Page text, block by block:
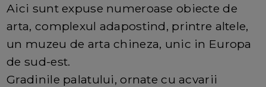
Aici sunt expuse numeroase obiecte de
arta, complexul adapostind, printre altele,
un muzeu de arta chineza, unic in Europa
de sud-est.
Gradinile palatului, ornate cu acvarii